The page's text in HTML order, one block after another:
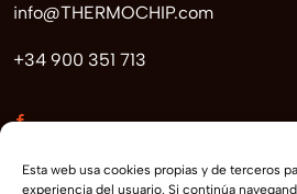
Esta web usa cookies propias y de terceros
experiencia del usuario. Si continúa
info@THERMOCHIP.com
+34 900 351 713